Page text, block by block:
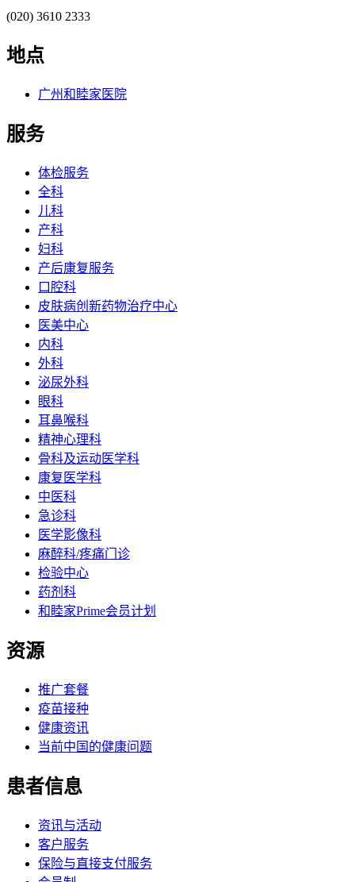
(020) 3610 2333
地点
广州和睦家医院
服务
体检服务
全科
儿科
产科
妇科
产后康复服务
口腔科
皮肤病创新药物治疗中心
医美中心
内科
外科
泌尿外科
眼科
耳鼻喉科
精神心理科
骨科及运动医学科
康复医学科
中医科
急诊科
医学影像科
麻醉科/疼痛门诊
检验中心
药剂科
和睦家Prime会员计划
资源
推广套餐
疫苗接种
健康资讯
当前中国的健康问题
患者信息
资讯与活动
客户服务
保险与直接支付服务